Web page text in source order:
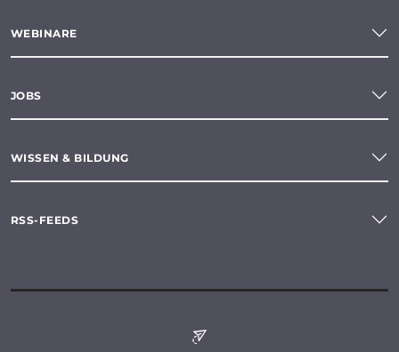
WEBINARE
JOBS
WISSEN & BILDUNG
RSS-FEEDS